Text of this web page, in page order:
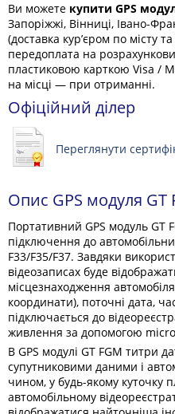
Ви можете купити GPS
Запоріжжі, Вінниці, Івано-
(доставка кур’єром по місту
передоплата на
пластиковою карткою Visa /
на місці — при отриманні.
Офіційний ділер
Переглянути
Опис GPS модуля GT
Портативний GPS модуль GT
підключення до
F33/F35/F37. Завдяки
відеозаписах буде
місцезнаходження
координати), поточні дата,
підключається до
живлення за допомогою
В GPS модулі GT FGM титри
супутниковими даними і
чином, у будь-якому куточку
автомобільному